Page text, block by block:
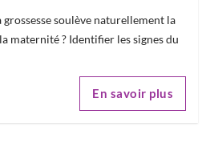
soulève naturellement la
maternité ? Identifier les signes du
En savoir plus